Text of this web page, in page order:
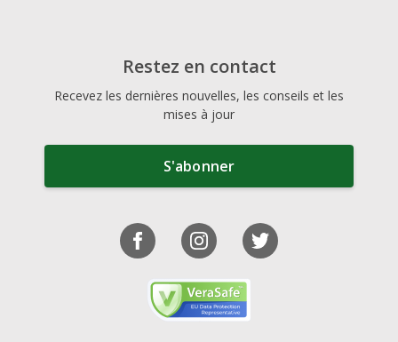
Restez en contact
Recevez les dernières nouvelles, les conseils et les
mises à jour
S'abonner